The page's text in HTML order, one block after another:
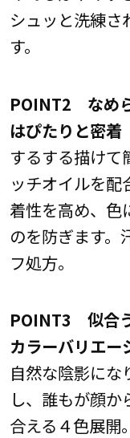
シュッと洗練さ
す。
POINT2 なめ
はぴたりと密着
するする描けて
ッチオイルを
着性を高め、色
のを防ぎます。
フ処方。
POINT3 似合
カラーバリエー
自然な陰影に
し、誰もが顔
合える４色展開